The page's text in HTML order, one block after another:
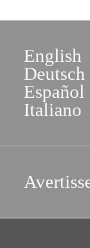
English
Deutsch
Español
Italiano